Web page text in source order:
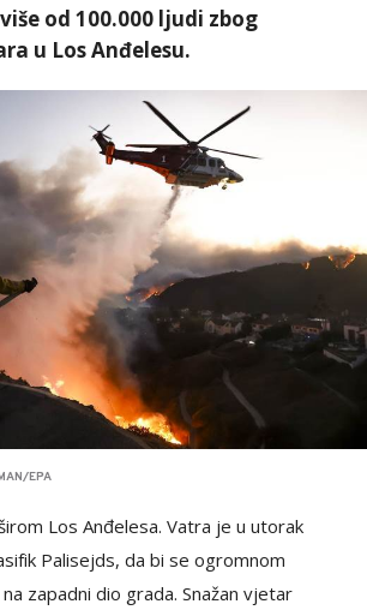
od 100.000 ljudi zbog
u Los Anđelesu.
EPA
Los Anđelesa. Vatra je u utorak
Palisejds, da bi se ogromnom
zapadni dio grada. Snažan vjetar